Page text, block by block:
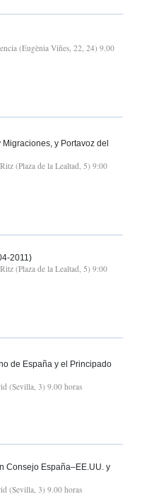
(Eugènia Viñes, 22, 24) 9.00
y Portavoz del
(Plaza de la Lealtad, 5) 9:00
2011)
(Plaza de la Lealtad, 5) 9:00
de España y el Principado
(Sevilla, 3) 9.00 horas
Consejo España–EE.UU. y
(Sevilla, 3) 9.00 horas